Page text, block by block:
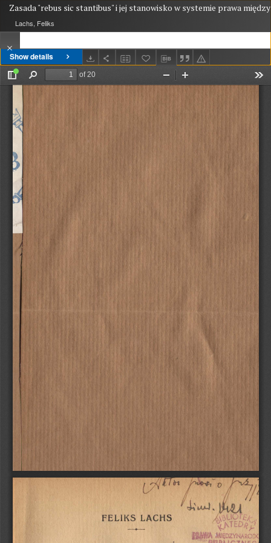
Show details
Zasada "rebus sic stantibus" i jej stanowisko w systemie prawa
Lachs, Feliks